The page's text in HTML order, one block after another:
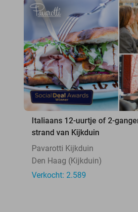
Italiaans 12-uurtje of 2-
strand van Kijkduin
Pavarotti Kijkduin
Den Haag (Kijkduin)
Verkocht: 2.589